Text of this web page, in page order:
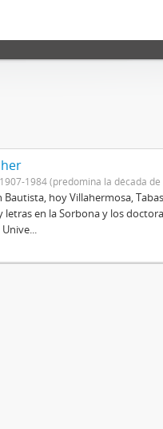
1907-1984 (predomina la década de
Bautista, hoy Villahermosa,
letras en la Sorbona y los